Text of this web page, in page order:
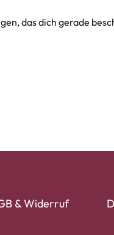
das dich gerade
& Widerruf